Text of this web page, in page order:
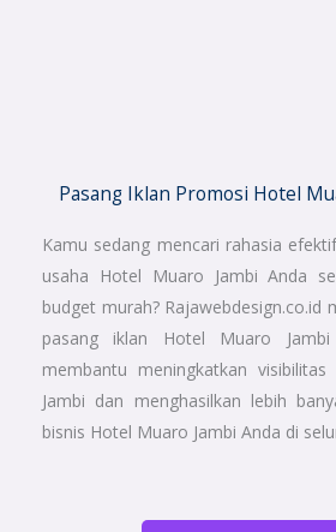
Pasang Iklan Promosi Hotel
Kamu sedang mencari rahasia
usaha Hotel Muaro Jambi Anda
budget murah? Rajawebdesign.co.id
pasang iklan Hotel Muaro
membantu meningkatkan
Jambi dan menghasilkan lebih
bisnis Hotel Muaro Jambi Anda di